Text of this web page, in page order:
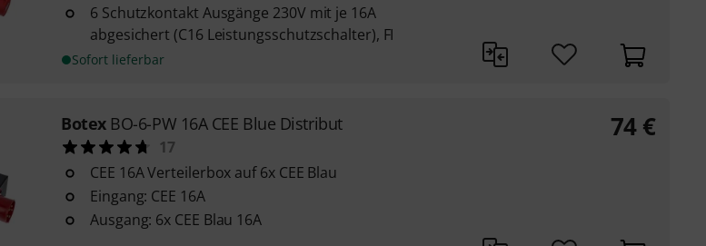
6 Schutzkontakt Ausgänge 230V mit je 16A
abgesichert (C16 Leistungsschutzschalter), FI
Sofort lieferbar
Botex BO-6-PW 16A CEE Blue Distribut
17
CEE 16A Verteilerbox auf 6x CEE Blau
Eingang: CEE 16A
Ausgang: 6x CEE Blau 16A
74 €